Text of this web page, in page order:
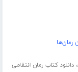
رمان‌ها
،دانلود کتاب رمان انتقامی